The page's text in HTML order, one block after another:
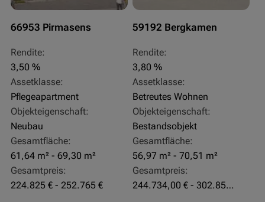
66953 Pirmasens
Rendite:
3,50 %
Assetklasse:
Pflegeapartment
Objekteigenschaft:
Neubau
Gesamtfläche:
61,64 m² - 69,30 m²
Gesamtpreis:
224.825 € - 252.765 €
59192 Bergkamen
Rendite:
3,80 %
Assetklasse:
Betreutes Wohnen
Objekteigenschaft:
Bestandsobjekt
Gesamtfläche:
56,97 m² - 70,51 m²
Gesamtpreis:
244.734,00 € - 302.855,00 €